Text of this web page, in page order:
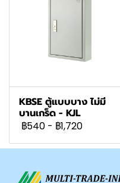
KBSE ตู้แบบบาง ไม่มี
บานเกร็ด - KJL
฿540 - ฿1,720